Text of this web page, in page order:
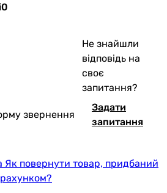
0
Не знайшли
відповідь на
своє
запитання?
звернення
Задати
запитання
Як повернути товар, придбаний